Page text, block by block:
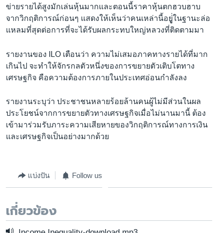
ข่ายรายได้สูงมักเล่นหุ้นมากและตอนนี้ราคาหุ้นตกฮวบฮาบ
จากวิกฤติการณ์ก่อนๆ แสดงให้เห็นว่าคนเหล่านี้อยูู่่ในฐานะล่อ
แหลมที่สุดต่อการที่จะได้รับผลกระทบใหญ่หลวงที่ติดตามมา
รายงานของ ILO เตือนว่า ความไม่เสมอภาคทางรายได้ที่มาก
เกินไป จะทำให้จักรกลตัวหนึ่งของการขยายตัวเติบโตทาง
เศรษฐกิจ คือความต้องการภายในประเทศอ่อนกำลังลง
รายงานระบุว่า ประชาชนหลายร้อยล้านคนผู้ไม่มีส่วนในผล
ประโยชน์จากการขยายตัวทางเศรษฐกิจเมื่อไม่นานมานี้ ต้อง
เข้ามาร่วมรับภาระความเสียหายของวิกฤติการณ์ทางการเงิน
และเศรษฐกิจเป็นอย่างมากด้วย
แบ่งปัน Follow us
เกี่ยวข้อง